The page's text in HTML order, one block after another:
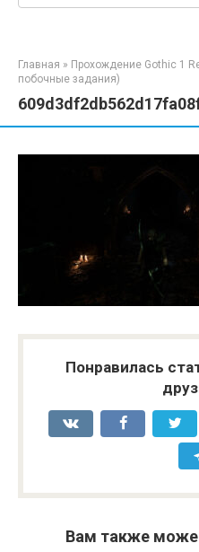
Главная » Прохождение Gothic 1
побочные задания)
Понравилась
Вам также